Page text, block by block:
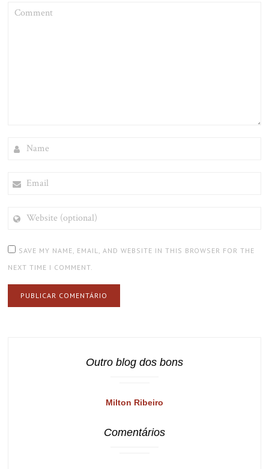
(OPTIONAL)
SAVE MY NAME, EMAIL, AND WEBSITE IN THIS BROWSER FOR THE
NEXT TIME I COMMENT.
Outro blog dos bons
Milton Ribeiro
Comentários